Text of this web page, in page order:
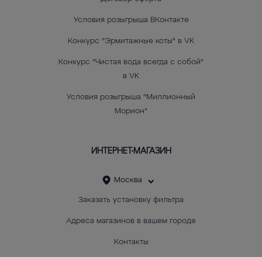
Условия розыгрыша ВКонтакте
Конкурс "Эрмитажные коты" в VK
Конкурс "Чистая вода всегда с собой"
в VK
Условия розыгрыша "Миллионный
Морион"
ИНТЕРНЕТ-МАГАЗИН
Москва
Заказать установку фильтра
Адреса магазинов в вашем городе
Контакты